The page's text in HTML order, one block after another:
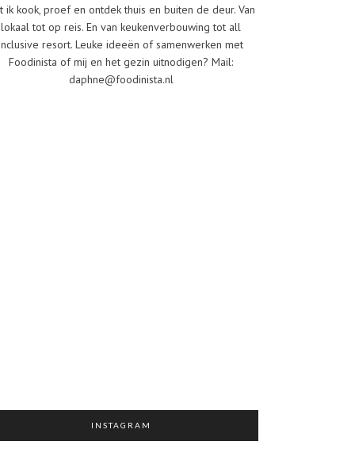
ik kook, proef en ontdek thuis en buiten de deur. Van
lokaal tot op reis. En van keukenverbouwing tot all
resort. Leuke ideeën of samenwerken met
Foodinista of mij en het gezin uitnodigen? Mail:
daphne@foodinista.nl
INSTAGRAM